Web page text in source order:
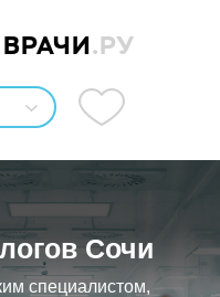
.РУ
Сочи
специалистом,